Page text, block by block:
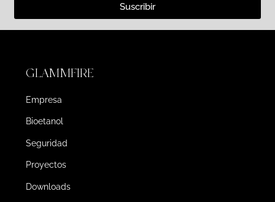
Suscribir
GLAMMFIRE
Empresa
Bioetanol
Seguridad
Proyectos
Downloads